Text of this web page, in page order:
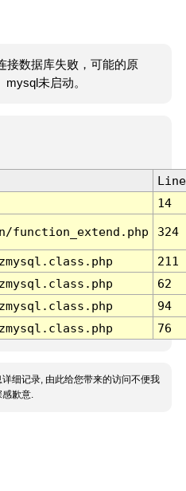
接数据库失败，可能的原
未启动。
Line
14
function_extend.php 324
211
62
94
76
细记录, 由此给您带来的访问不便我
感歉意.